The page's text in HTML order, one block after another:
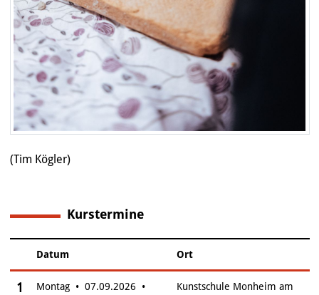
(Tim Kögler)
Kurstermine
Insgesamt gibt es 6 Termine zum diesen Kurs
–
Datum Ort
1
Montag • 07.09.2026 •
Kunstschule Monheim am